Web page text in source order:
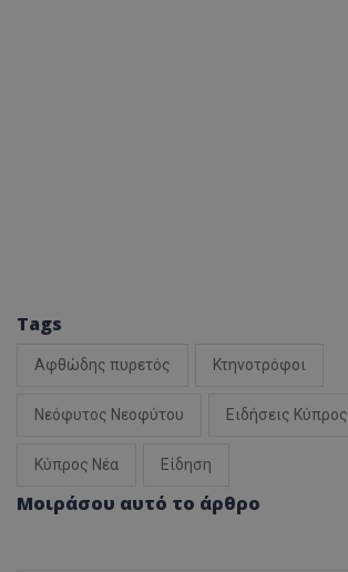
Tags
Αφθώδης πυρετός Κτηνοτρόφοι
Νεόφυτος Νεοφύτου Ειδήσεις Κύπρος
Κύπρος Νέα Είδηση
Μοιράσου αυτό το άρθρο